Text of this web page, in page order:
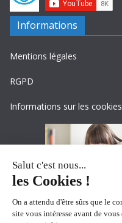
Informations
Mentions légales
RGPD
Informations sur les cookies